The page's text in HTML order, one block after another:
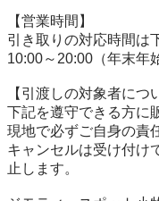
【営業時間】
引き取りの対応時間は
10:00～20:00（年末年
【引渡しの対象者につ
下記を遵守できる⽅に
現地で必ずご⾃⾝の責
キャンセルは受け付け
⽌します。